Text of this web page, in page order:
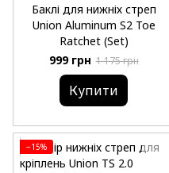
Баклі для нижніх стреп
Union Aluminum S2 Toe
Ratchet (Set)
999 грн 1 175 грн
Купити
−15%